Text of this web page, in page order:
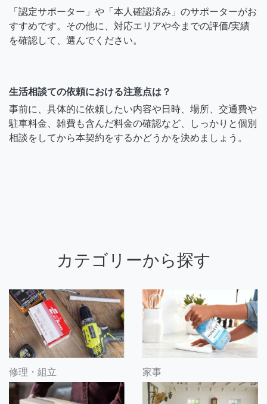
「認定サポーター」や「本人確認済み」のサポーターがお
すすめです。その他に、対応エリアや今までの評価/実績
を確認して、選んでください。
生活相談ての依頼における注意点は？
事前に、具体的に依頼したい内容や日時、場所、交通費や
駐車料金、雑費も含んだ料金の確認など、しっかりと個別
相談をしてから本契約をするかどうかを決めましょう。
カテゴリーから探す
修理・組立 家事